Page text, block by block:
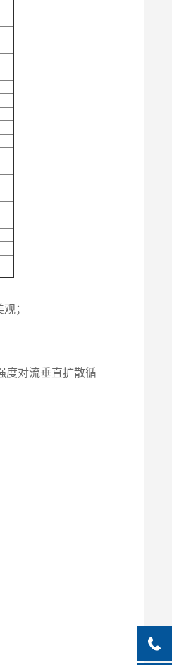
；
度对流垂直扩散循